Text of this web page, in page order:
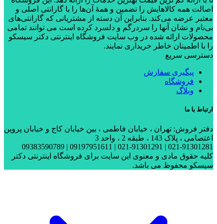
اصالت همه کالاهایش را تضمین و همۀ آن‌ها را با گارانتی اصلی و
معتبر عرضه می‌کند. بنابراین آن دسته از مشتریانی که گارانتی‌های
بی‌نام و نشان آنها را سردرگم و دلسرد کرده است می توانند تمامی
محصولات ارائه شده در وب سایت فروشگاه اینترنتی دکتر سیسکو
را با اطمینان خاطر خریداری نمایند.
دسترسی سریع
پیگیری سفارش
فروشگاه
وبلاگ
ارتباط با ما
دفتر فروش: تهران ، خیابان فاطمی ، بین خیابان کاج و خیابان پروین
اعتصامی ، پلاک 143 ، طبقه 2 ، واحد 3
021-91301281 | 021-91301291 | 09197951611 | 09383590789
کلیه حقوق مادی و معنوی این سایت برای فروشگاه اینترنتی دکتر
سیسکو محفوظ می باشد.